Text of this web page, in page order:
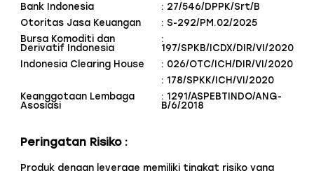
Bank Indonesia
: 27/546/DPPK/Srt/B
Otoritas Jasa Keuangan
: S-292/PM.02/2025
Bursa Komoditi dan
Derivatif Indonesia
:
197/SPKB/ICDX/DIR/VI/2020
Indonesia Clearing House
: 026/OTC/ICH/DIR/VI/2020
: 178/SPKK/ICH/VI/2020
Keanggotaan Lembaga
Asosiasi
: 1291/ASPEBTINDO/ANG-
B/6/2018
Peringatan Risiko :
Produk dengan leverage memiliki tingkat risiko yang